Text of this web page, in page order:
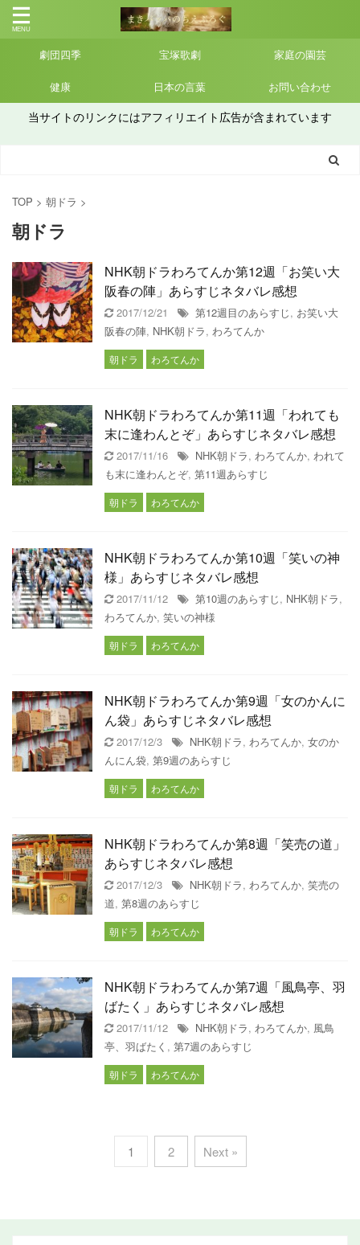
劇団四季 宝塚歌劇 家庭の園芸
健康 日本の言葉 お問い合わせ
当サイトのリンクにはアフィリエイト広告が含まれています
TOP > 朝ドラ >
朝ドラ
NHK朝ドラわろてんか第12週「お笑い大
阪春の陣」あらすじネタバレ感想
2017/12/21 第12週目のあらすじ, お笑い大
阪春の陣, NHK朝ドラ, わろてんか
朝ドラ わろてんか
NHK朝ドラわろてんか第11週「われても
末に逢わんとぞ」あらすじネタバレ感想
2017/11/16 NHK朝ドラ, わろてんか, われて
も末に逢わんとぞ, 第11週あらすじ
朝ドラ わろてんか
NHK朝ドラわろてんか第10週「笑いの神
様」あらすじネタバレ感想
2017/11/12 第10週のあらすじ, NHK朝ドラ,
わろてんか, 笑いの神様
朝ドラ わろてんか
NHK朝ドラわろてんか第9週「女のかんに
ん袋」あらすじネタバレ感想
2017/12/3 NHK朝ドラ, わろてんか, 女のか
んにん袋, 第9週のあらすじ
朝ドラ わろてんか
NHK朝ドラわろてんか第8週「笑売の道」
あらすじネタバレ感想
2017/12/3 NHK朝ドラ, わろてんか, 笑売の
道, 第8週のあらすじ
朝ドラ わろてんか
NHK朝ドラわろてんか第7週「風鳥亭、羽
ばたく」あらすじネタバレ感想
2017/11/12 NHK朝ドラ, わろてんか, 風鳥
亭、羽ばたく , 第7週のあらすじ
朝ドラ わろてんか
1 2 Next »